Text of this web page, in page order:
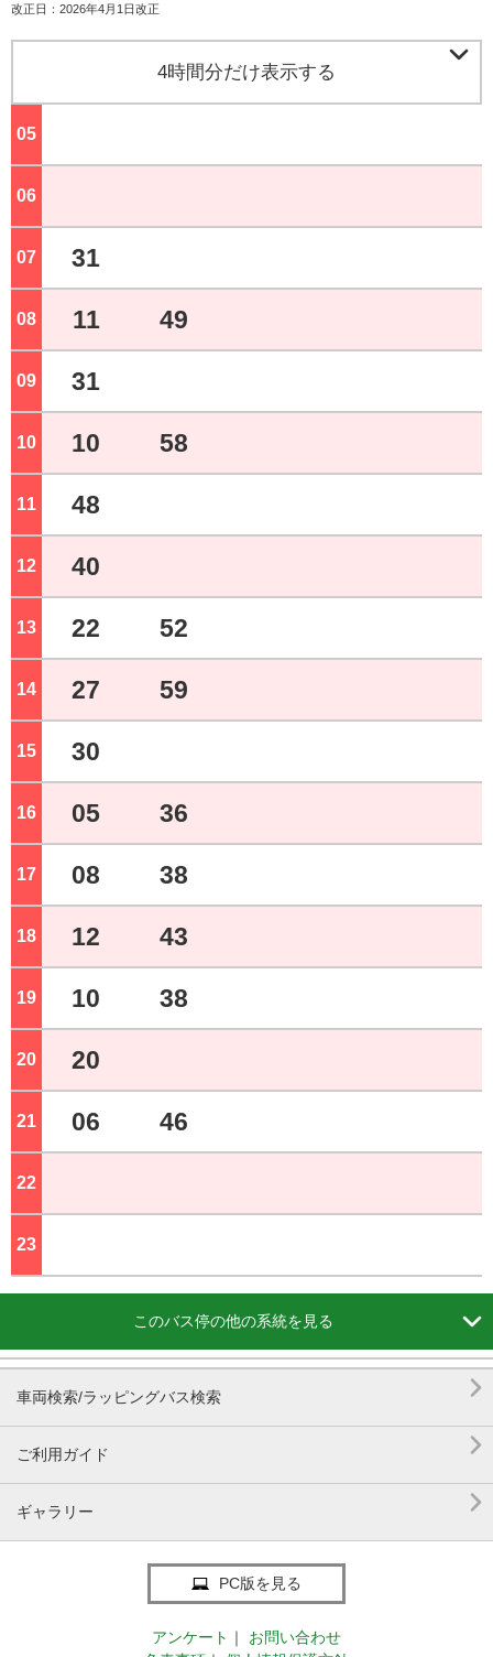
改正日：2026年4月1日改正
4時間分だけ表示する 
05
06
07 31
08 11 49
09 31
10 10 58
11 48
12 40
13 22 52
14 27 59
15 30
16 05 36
17 08 38
18 12 43
19 10 38
20 20
21 06 46
22
23
このバス停の他の系統を見る 
車両検索/ラッピングバス検索 
ご利用ガイド 
ギャラリー 
PC版を見る
アンケート ｜
お問い合わせ